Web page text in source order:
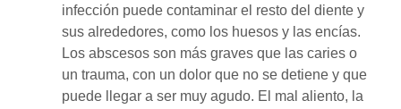
infección puede contaminar el resto del diente y
sus alrededores, como los huesos y las encías.
Los abscesos son más graves que las caries o
un trauma, con un dolor que no se detiene y que
puede llegar a ser muy agudo. El mal aliento, la